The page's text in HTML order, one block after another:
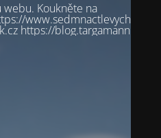
Koukněte na
www.sedmnactlevychbot.cz
https://blog.targamannum.cz